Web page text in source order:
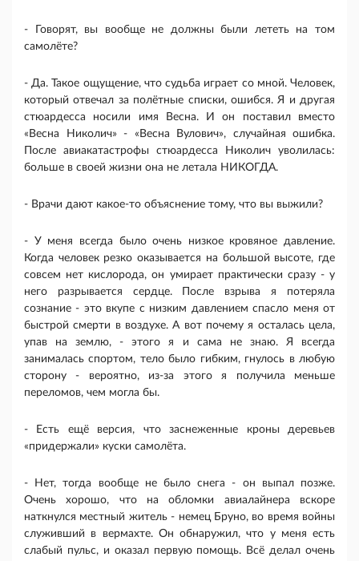
- Говорят, вы вообще не должны были лететь на том
самолёте?
- Да. Такое ощущение, что судьба играет со мной. Человек,
который отвечал за полётные списки, ошибся. Я и другая
стюардесса носили имя Весна. И он поставил вместо
«Весна Николич» - «Весна Вулович», случайная ошибка.
После авиакатастрофы стюардесса Николич уволилась:
больше в своей жизни она не летала НИКОГДА.
- Врачи дают какое-то объяснение тому, что вы выжили?
- У меня всегда было очень низкое кровяное давление.
Когда человек резко оказывается на большой высоте, где
совсем нет кислорода, он умирает практически сразу - у
него разрывается сердце. После взрыва я потеряла
сознание - это вкупе с низким давлением спасло меня от
быстрой смерти в воздухе. А вот почему я осталась цела,
упав на землю, - этого я и сама не знаю. Я всегда
занималась спортом, тело было гибким, гнулось в любую
сторону - вероятно, из-за этого я получила меньше
переломов, чем могла бы.
- Есть ещё версия, что заснеженные кроны деревьев
«придержали» куски самолёта.
- Нет, тогда вообще не было снега - он выпал позже.
Очень хорошо, что на обломки авиалайнера вскоре
наткнулся местный житель - немец Бруно, во время войны
служивший в вермахте. Он обнаружил, что у меня есть
слабый пульс, и оказал первую помощь. Всё делал очень